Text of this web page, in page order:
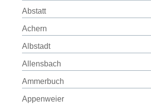
Abstatt
Achern
Albstadt
Allensbach
Ammerbuch
Appenweier